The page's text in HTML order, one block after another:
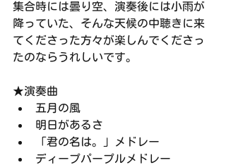
集合時には曇り空、演奏後には小雨が
降っていた、そんな天候の中聴きに来
てくださった方々が楽しんでくださっ
たのならうれしいです。
★演奏曲
五月の風
明日があるさ
「君の名は。」メドレー
ディープパープルメドレー